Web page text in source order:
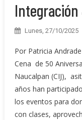
Lunes, 27/10/2025
Por Patricia
Cena de 50
Naucalpan (CIJ),
años han
los eventos para
con clases,